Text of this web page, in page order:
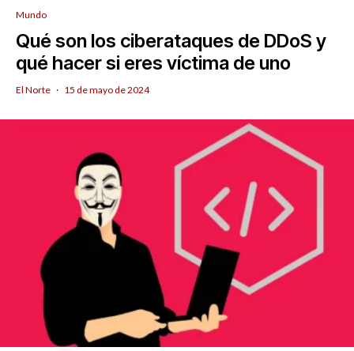
Mundo
Qué son los ciberataques de DDoS y
qué hacer si eres víctima de uno
El Norte · 15 de mayo de 2024